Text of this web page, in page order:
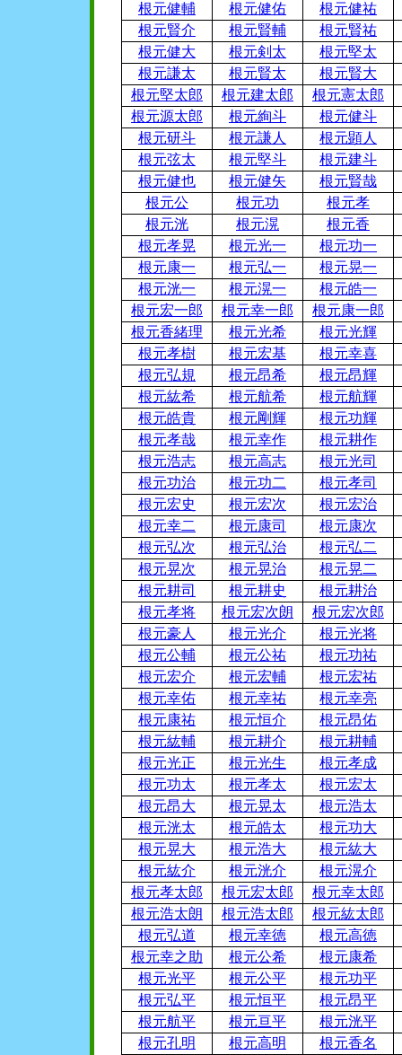
根元健輔 根元健佑
根元健祐
根元賢介
根元賢輔
根元賢祐
根元健大
根元剣太
根元堅太
根元謙太
根元賢太
根元賢大
根元堅太郎
根元建太郎
根元憲太郎
根元源太郎
根元絢斗
根元健斗
根元研斗
根元謙人
根元顕人
根元弦太
根元堅斗
根元建斗
根元健也
根元健矢
根元賢哉
根元公
根元功
根元孝
根元洸
根元滉
根元香
根元孝晃
根元光一
根元功一
根元康一
根元弘一
根元晃一
根元洸一
根元滉一
根元皓一
根元宏一郎
根元幸一郎
根元康一郎
根元香緒理
根元光希
根元光輝
根元孝樹
根元宏基
根元幸喜
根元弘規
根元昂希
根元昂輝
根元紘希
根元航希
根元航輝
根元皓貴
根元剛輝
根元功輝
根元孝哉
根元幸作
根元耕作
根元浩志
根元高志
根元光司
根元功治
根元功二
根元孝司
根元宏史
根元宏次
根元宏治
根元幸二
根元康司
根元康次
根元弘次
根元弘治
根元弘二
根元晃次
根元晃治
根元晃二
根元耕司
根元耕史
根元耕治
根元孝将
根元宏次朗
根元宏次郎
根元豪人
根元光介
根元光将
根元公輔
根元公祐
根元功祐
根元宏介
根元宏輔
根元宏祐
根元幸佑
根元幸祐
根元幸亮
根元康祐
根元恒介
根元昂佑
根元紘輔
根元耕介
根元耕輔
根元光正
根元光生
根元孝成
根元功太
根元孝太
根元宏太
根元昂大
根元晃太
根元浩太
根元洸太
根元皓太
根元功大
根元晃大
根元浩大
根元紘大
根元紘介
根元洸介
根元滉介
根元孝太郎
根元宏太郎
根元幸太郎
根元浩太朗
根元浩太郎
根元紘太郎
根元弘道
根元幸徳
根元高徳
根元幸之助
根元公希
根元康希
根元光平
根元公平
根元功平
根元弘平
根元恒平
根元昂平
根元航平
根元亘平
根元洸平
根元孔明
根元高明
根元香名